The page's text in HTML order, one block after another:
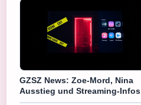
GZSZ News: Zoe-Mord, Nina
Ausstieg und Streaming-Infos